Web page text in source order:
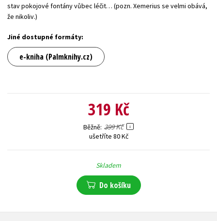
stav pokojové fontány vůbec léčit… (pozn. Xemerius se velmi obává,
že nikoliv.)
Jiné dostupné formáty:
e-kniha (Palmknihy.cz)
319 Kč
Běžně 399 Kč
ušetříte 80 Kč
Skladem
Do košíku